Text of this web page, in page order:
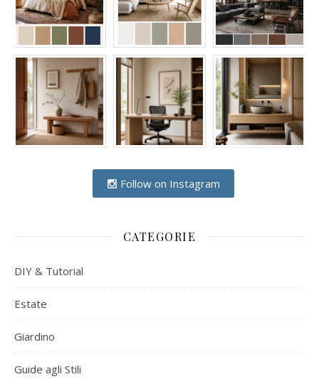
Follow on Instagram
CATEGORIE
DIY & Tutorial
Estate
Giardino
Guide agli Stili